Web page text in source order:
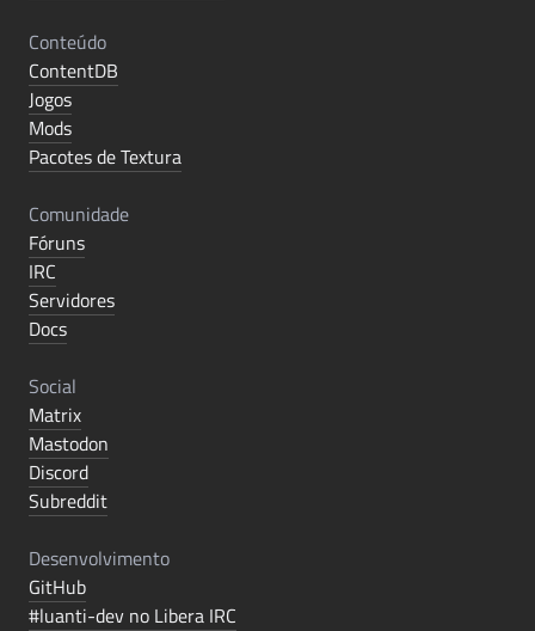
Conteúdo
ContentDB
Jogos
Mods
Pacotes de Textura
Comunidade
Fóruns
IRC
Servidores
Docs
Social
Matrix
Mastodon
Discord
Subreddit
Desenvolvimento
GitHub
#luanti-dev no Libera IRC